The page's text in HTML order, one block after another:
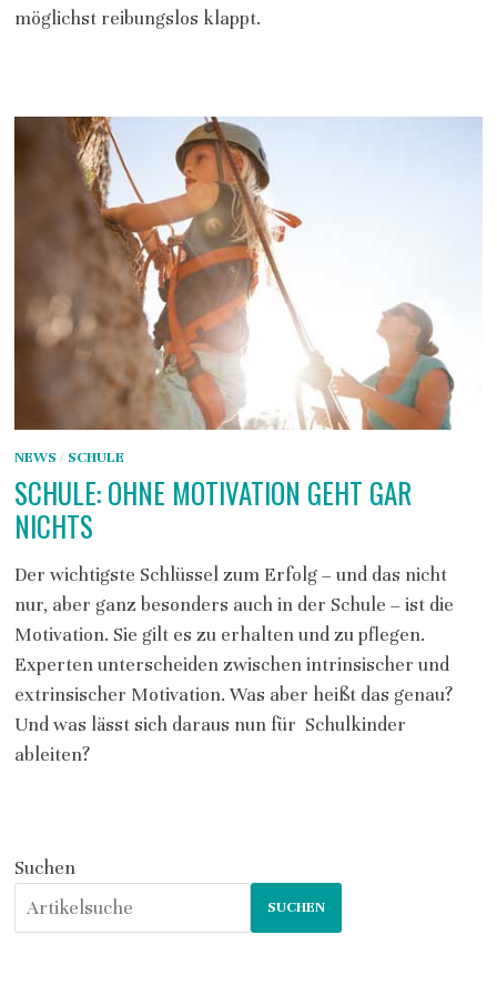
möglichst reibungslos klappt.
NEWS / SCHULE
SCHULE: OHNE MOTIVATION GEHT GAR
NICHTS
Der wichtigste Schlüssel zum Erfolg – und das nicht
nur, aber ganz besonders auch in der Schule – ist die
Motivation. Sie gilt es zu erhalten und zu pflegen.
Experten unterscheiden zwischen intrinsischer und
extrinsischer Motivation. Was aber heißt das genau?
Und was lässt sich daraus nun für Schulkinder
ableiten?
Suchen
SUCHEN